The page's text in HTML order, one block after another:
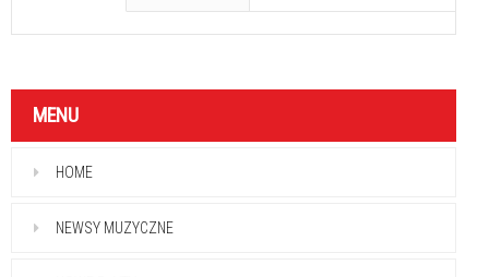
MENU
HOME
NEWSY MUZYCZNE